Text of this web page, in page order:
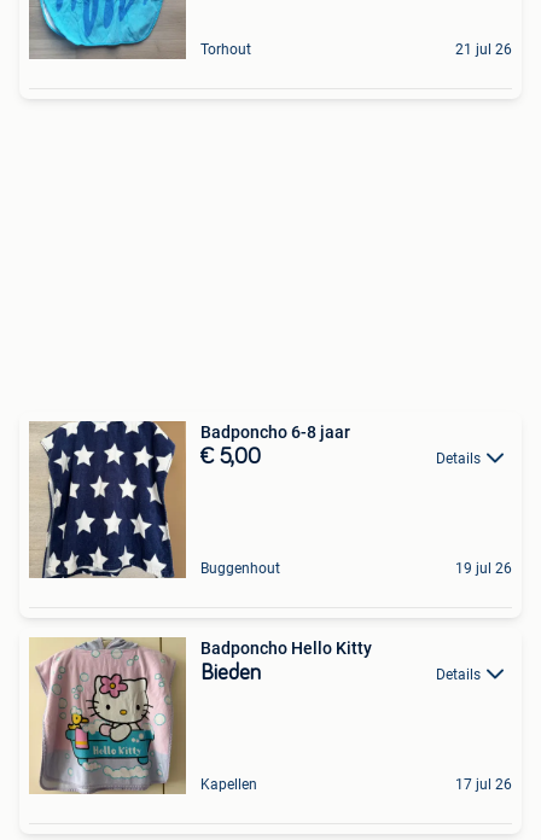
Torhout 21 jul 26
Badponcho 6-8 jaar
€ 5,00 Details
Buggenhout 19 jul 26
Badponcho Hello Kitty
Bieden Details
Kapellen 17 jul 26